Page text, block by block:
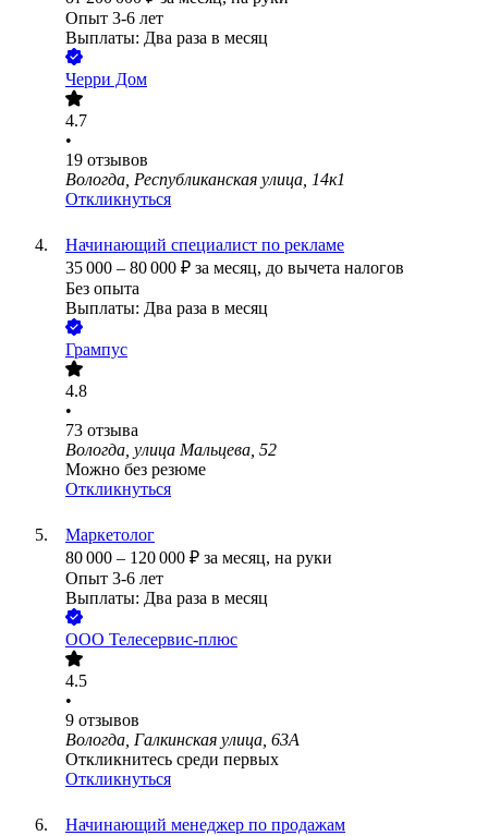
Опыт 3-6 лет
Выплаты: Два раза в месяц
Черри Дом
4.7
•
19 отзывов
Вологда, Республиканская улица, 14к1
Откликнуться
Начинающий специалист по рекламе
35 000 – 80 000 ₽ за месяц, до вычета налогов
Без опыта
Выплаты: Два раза в месяц
Грампус
4.8
•
73 отзыва
Вологда, улица Мальцева, 52
Можно без резюме
Откликнуться
Маркетолог
80 000 – 120 000 ₽ за месяц, на руки
Опыт 3-6 лет
Выплаты: Два раза в месяц
ООО Телесервис-плюс
4.5
•
9 отзывов
Вологда, Галкинская улица, 63А
Откликнитесь среди первых
Откликнуться
Начинающий менеджер по продажам